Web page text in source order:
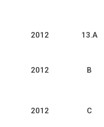
2012 13.A
2012 B
2012 C